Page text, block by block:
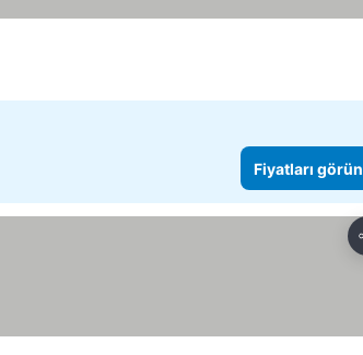
Fiyatları görün